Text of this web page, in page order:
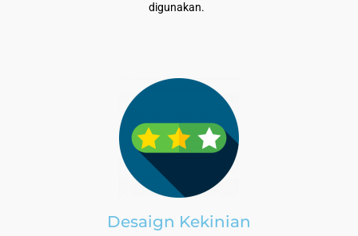
digunakan.
Desaign Kekinian